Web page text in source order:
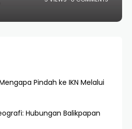
Pindah ke IKN Melalui
Hubungan Balikpapan